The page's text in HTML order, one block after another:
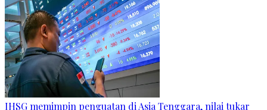
IHSG memimpin penguatan di Asia Tenggara, nilai tukar